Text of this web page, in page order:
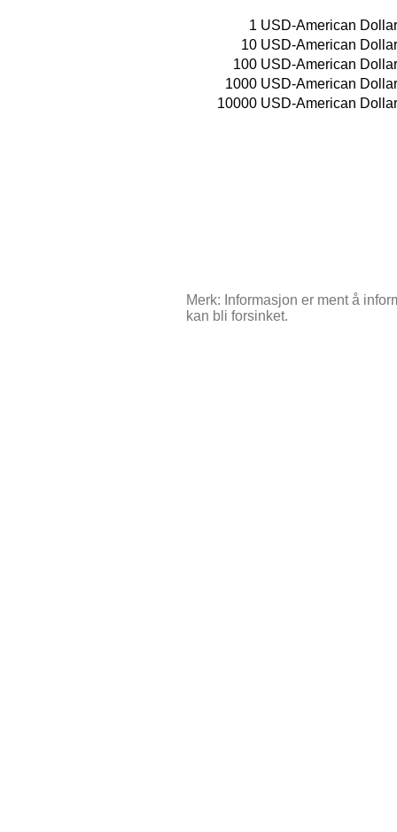
1 USD-American
10 USD-American
100 USD-American
1000 USD-American
10000 USD-American
Merk: Informasjon er ment å
kan bli forsinket.